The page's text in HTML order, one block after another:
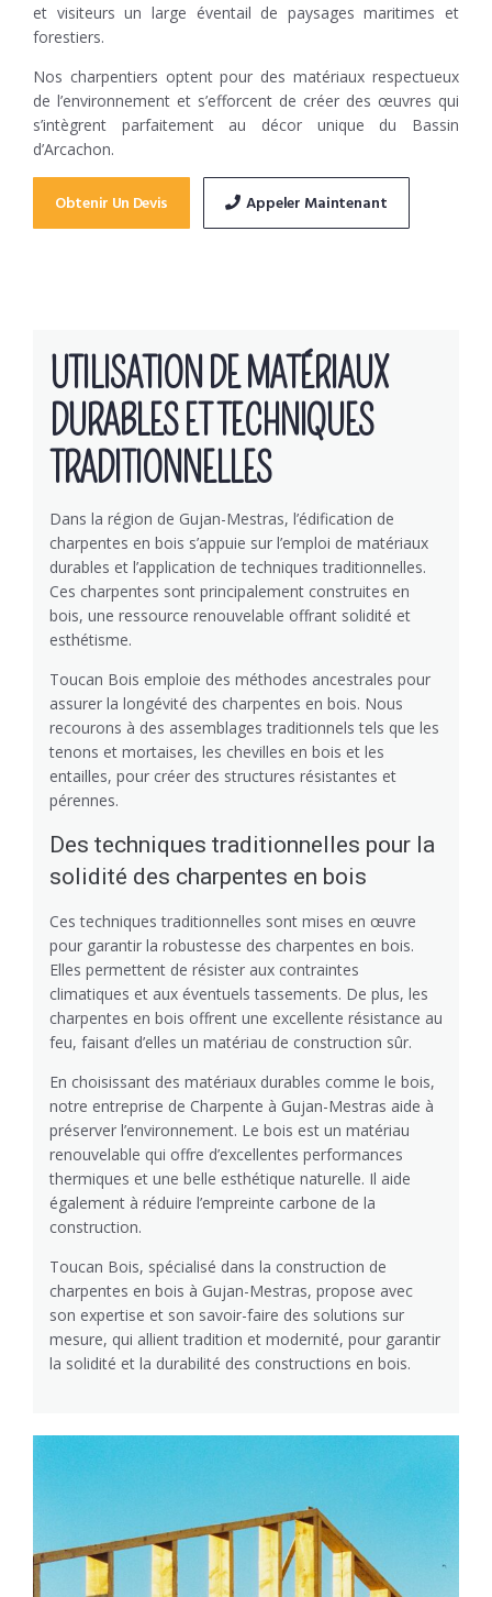
et visiteurs un large éventail de paysages maritimes et
forestiers.
Nos charpentiers optent pour des matériaux respectueux
de l’environnement et s’efforcent de créer des œuvres qui
s’intègrent parfaitement au décor unique du Bassin
d’Arcachon.
Obtenir Un Devis Appeler Maintenant
UTILISATION DE MATÉRIAUX
DURABLES ET TECHNIQUES
TRADITIONNELLES
Dans la région de Gujan-Mestras, l’édification de
charpentes en bois s’appuie sur l’emploi de matériaux
durables et l’application de techniques traditionnelles.
Ces charpentes sont principalement construites en
bois, une ressource renouvelable offrant solidité et
esthétisme.
Toucan Bois emploie des méthodes ancestrales pour
assurer la longévité des charpentes en bois. Nous
recourons à des assemblages traditionnels tels que les
tenons et mortaises, les chevilles en bois et les
entailles, pour créer des structures résistantes et
pérennes.
Des techniques traditionnelles pour la
solidité des charpentes en bois
Ces techniques traditionnelles sont mises en œuvre
pour garantir la robustesse des charpentes en bois.
Elles permettent de résister aux contraintes
climatiques et aux éventuels tassements. De plus, les
charpentes en bois offrent une excellente résistance au
feu, faisant d’elles un matériau de construction sûr.
En choisissant des matériaux durables comme le bois,
notre entreprise de Charpente à Gujan-Mestras aide à
préserver l’environnement. Le bois est un matériau
renouvelable qui offre d’excellentes performances
thermiques et une belle esthétique naturelle. Il aide
également à réduire l’empreinte carbone de la
construction.
Toucan Bois, spécialisé dans la construction de
charpentes en bois à Gujan-Mestras, propose avec
son expertise et son savoir-faire des solutions sur
mesure, qui allient tradition et modernité, pour garantir
la solidité et la durabilité des constructions en bois.